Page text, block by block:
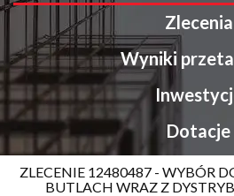
Zlecenia
Wyniki
Dotacje
ZLECENIE 12480487 - WYBÓR
BUTLACH WRAZ Z